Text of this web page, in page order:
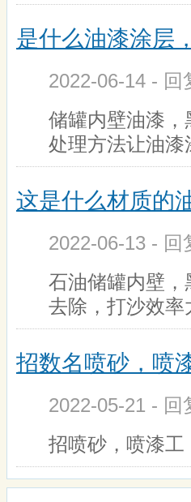
是什么油漆涂层
2022-06-14 -
储罐内壁油漆
处理方法让油漆
这是什么材质的
2022-06-13 -
石油储罐内壁
去除，打沙效
招数名喷砂，喷
2022-05-21 -
招喷砂，喷漆工